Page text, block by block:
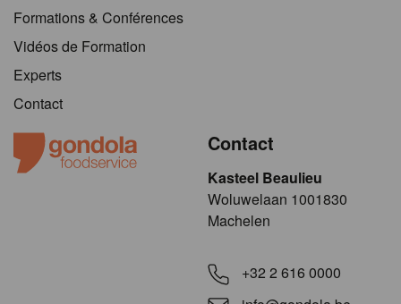
Formations & Conférences
Vidéos de Formation
Experts
Contact
Contact
Kasteel Beaulieu
​​​Woluwelaan 1001830
Machelen
+32 2 616 0000